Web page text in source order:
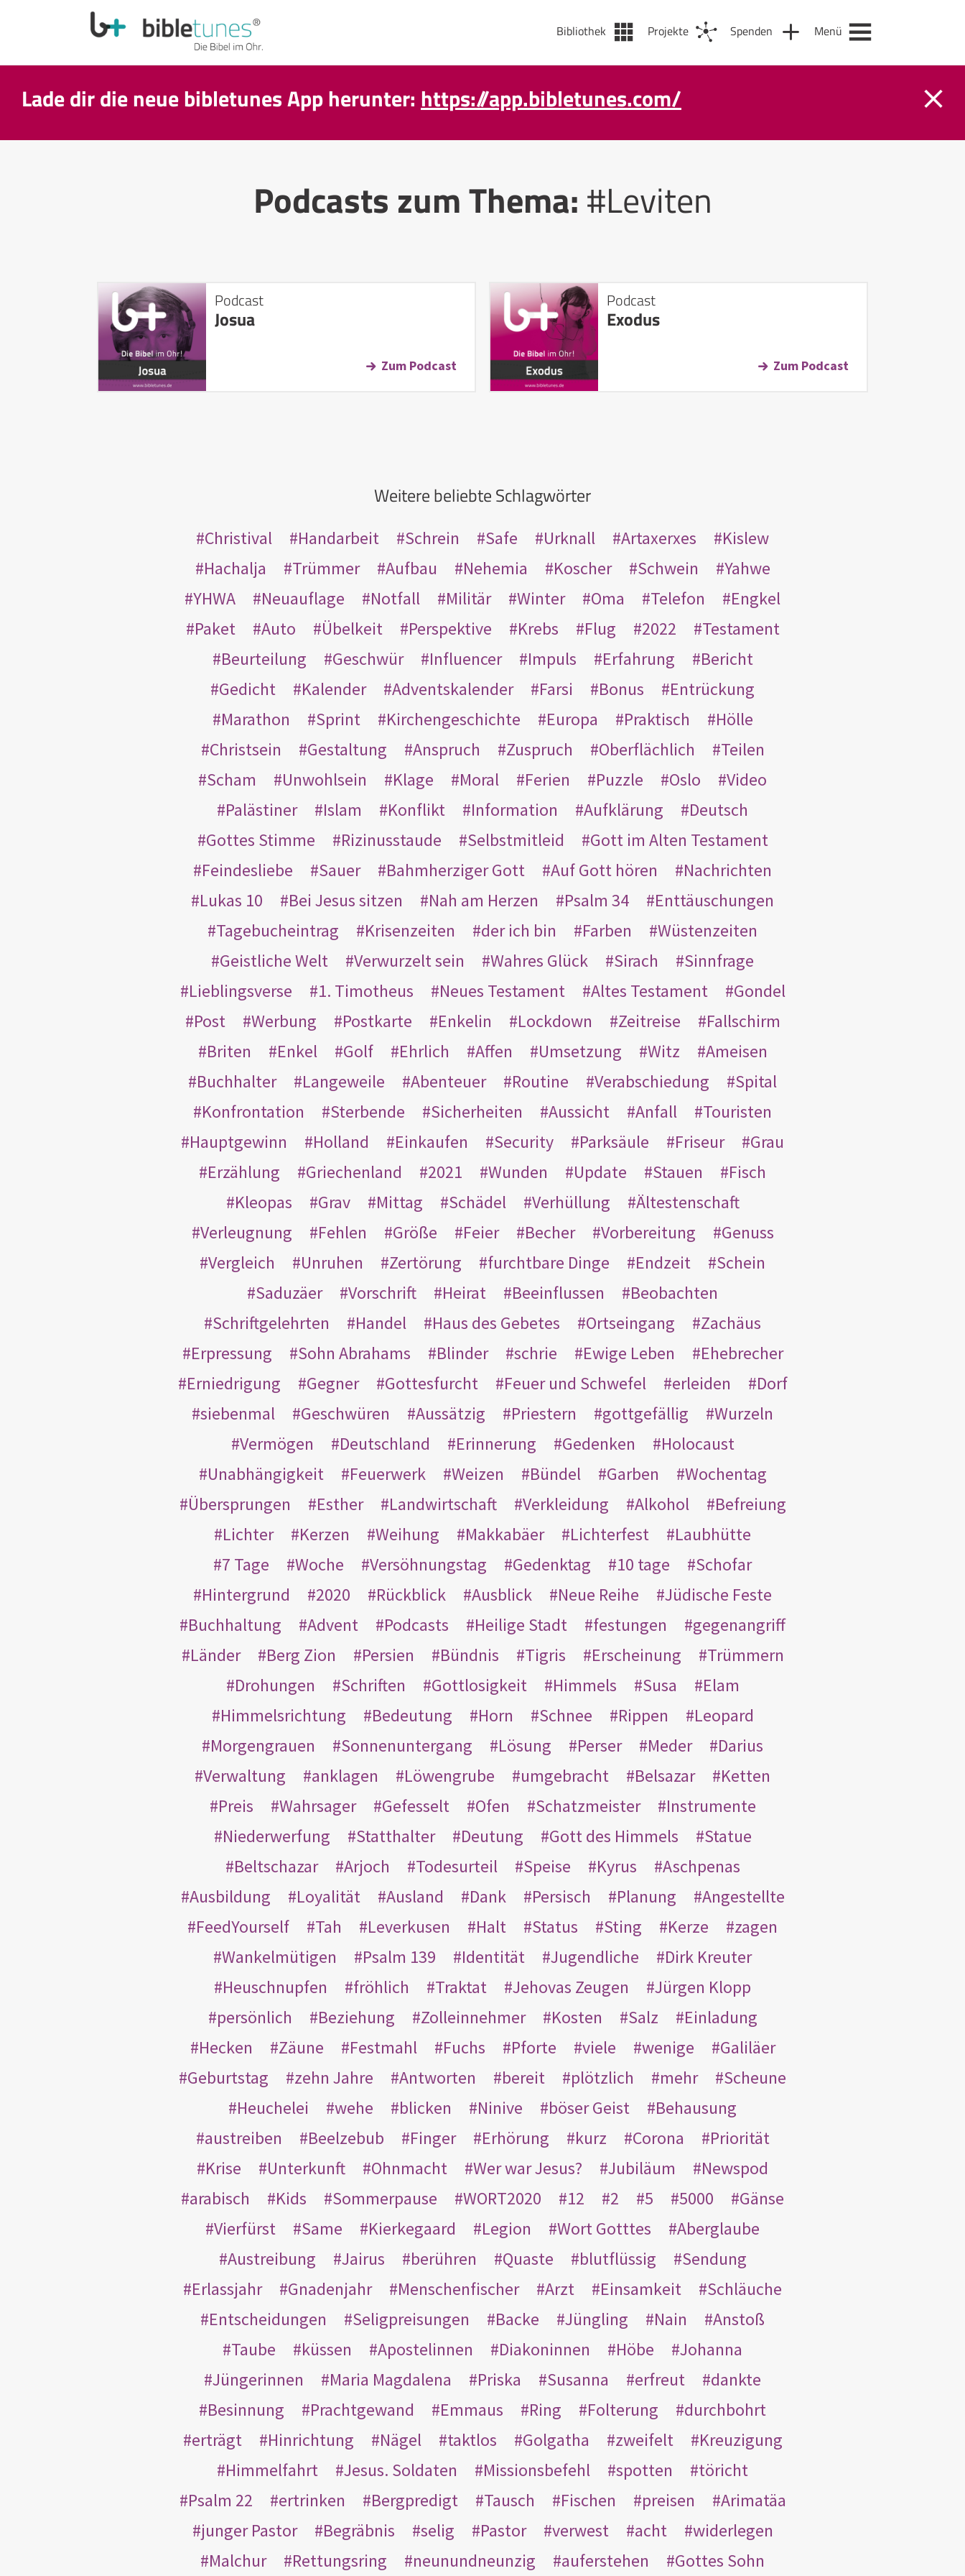
Bibliothek Projekte Spenden Menü
Lade dir die neue bibletunes App herunter: https://app.bibletunes.com/
Podcasts zum Thema:#Leviten
Podcast
Josua
Zum Podcast
Podcast
Exodus
Zum Podcast
Weitere beliebte Schlagwörter
Christival Handarbeit Schrein Safe Urknall Artaxerxes
Kislew
Hachalja
Trümmer Aufbau Nehemia Koscher Schwein
Yahwe
YHWA
Neuauflage Notfall Militär Winter Oma Telefon
Engkel
Paket
Auto Übelkeit Perspektive Krebs Flug 2022
Testament
Beurteilung
Geschwür Influencer Impuls Erfahrung
Bericht
Gedicht
Kalender Adventskalender Farsi Bonus
Entrückung
Marathon
Sprint Kirchengeschichte Europa Praktisch
Hölle
Christsein
Gestaltung Anspruch Zuspruch Oberflächlich
Teilen
Scham
Unwohlsein Klage Moral Ferien Puzzle Oslo
Video
Palästiner
Islam Konflikt Information Aufklärung
Deutsch
Gottes Stimme
Rizinusstaude Selbstmitleid
Gott im Alten Testament
Feindesliebe
Sauer Bahmherziger Gott Auf Gott hören
Nachrichten
Lukas 10
Bei Jesus sitzen Nah am Herzen Psalm 34
Enttäuschungen
Tagebucheintrag
Krisenzeiten der ich bin Farben
Wüstenzeiten
Geistliche Welt
Verwurzelt sein Wahres Glück Sirach
Sinnfrage
Lieblingsverse
1. Timotheus Neues Testament Altes Testament
Gondel
Post
Werbung Postkarte Enkelin Lockdown Zeitreise
Fallschirm
Briten
Enkel Golf Ehrlich Affen Umsetzung Witz
Ameisen
Buchhalter
Langeweile Abenteuer Routine Verabschiedung
Spital
Konfrontation
Sterbende Sicherheiten Aussicht Anfall
Touristen
Hauptgewinn
Holland Einkaufen Security Parksäule Friseur
Grau
Erzählung
Griechenland 2021 Wunden Update Stauen
Fisch
Kleopas
Grav Mittag Schädel Verhüllung
Ältestenschaft
Verleugnung
Fehlen Größe Feier Becher Vorbereitung
Genuss
Vergleich
Unruhen Zertörung furchtbare Dinge Endzeit
Schein
Saduzäer
Vorschrift Heirat Beeinflussen
Beobachten
Schriftgelehrten
Handel Haus des Gebetes Ortseingang
Zachäus
Erpressung
Sohn Abrahams Blinder schrie Ewige Leben
Ehebrecher
Erniedrigung
Gegner Gottesfurcht Feuer und Schwefel erleiden
Dorf
siebenmal
Geschwüren Aussätzig Priestern gottgefällig
Wurzeln
Vermögen
Deutschland Erinnerung Gedenken
Holocaust
Unabhängigkeit
Feuerwerk Weizen Bündel Garben
Wochentag
Übersprungen
Esther Landwirtschaft Verkleidung Alkohol
Befreiung
Lichter
Kerzen Weihung Makkabäer Lichterfest
Laubhütte
7 Tage
Woche Versöhnungstag Gedenktag 10 tage
Schofar
Hintergrund
2020 Rückblick Ausblick Neue Reihe
Jüdische Feste
Buchhaltung
Advent Podcasts Heilige Stadt festungen
gegenangriff
Länder
Berg Zion Persien Bündnis Tigris Erscheinung
Trümmern
Drohungen
Schriften Gottlosigkeit Himmels Susa
Elam
Himmelsrichtung
Bedeutung Horn Schnee Rippen
Leopard
Morgengrauen
Sonnenuntergang Lösung Perser Meder
Darius
Verwaltung
anklagen Löwengrube umgebracht Belsazar
Ketten
Preis
Wahrsager Gefesselt Ofen Schatzmeister
Instrumente
Niederwerfung
Statthalter Deutung Gott des Himmels
Statue
Beltschazar
Arjoch Todesurteil Speise Kyrus
Aschpenas
Ausbildung
Loyalität Ausland Dank Persisch Planung
Angestellte
FeedYourself
Tah Leverkusen Halt Status Sting Kerze
zagen
Wankelmütigen
Psalm 139 Identität Jugendliche
Dirk Kreuter
Heuschnupfen
fröhlich Traktat Jehovas Zeugen
Jürgen Klopp
persönlich
Beziehung Zolleinnehmer Kosten Salz
Einladung
Hecken
Zäune Festmahl Fuchs Pforte viele wenige
Galiläer
Geburtstag
zehn Jahre Antworten bereit plötzlich mehr
Scheune
Heuchelei
wehe blicken Ninive böser Geist
Behausung
austreiben
Beelzebub Finger Erhörung kurz Corona
Priorität
Krise
Unterkunft Ohnmacht Wer war Jesus? Jubiläum
Newspod
arabisch
Kids Sommerpause WORT2020 12 2 5 5000
Gänse
Vierfürst
Same Kierkegaard Legion Wort Gotttes
Aberglaube
Austreibung
Jairus berühren Quaste blutflüssig
Sendung
Erlassjahr
Gnadenjahr Menschenfischer Arzt Einsamkeit
Schläuche
Entscheidungen
Seligpreisungen Backe Jüngling Nain
Anstoß
Taube
küssen Apostelinnen Diakoninnen Höbe
Johanna
Jüngerinnen
Maria Magdalena Priska Susanna erfreut
dankte
Besinnung
Prachtgewand Emmaus Ring Folterung
durchbohrt
erträgt
Hinrichtung Nägel taktlos Golgatha zweifelt
Kreuzigung
Himmelfahrt
Jesus. Soldaten Missionsbefehl spotten
töricht
Psalm 22
ertrinken Bergpredigt Tausch Fischen preisen
Arimatäa
junger Pastor
Begräbnis selig Pastor verwest acht
widerlegen
Malchur
Rettungsring neunundneunzig auferstehen Gottes Sohn